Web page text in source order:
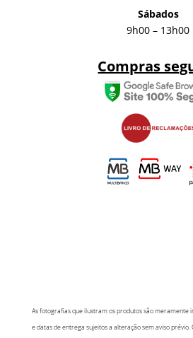
Sábados
9h00 – 13h00
Compras
As fotografias que ilustram os produtos são meramente
e datas de entrega sujeitos a alteração sem aviso prévio.